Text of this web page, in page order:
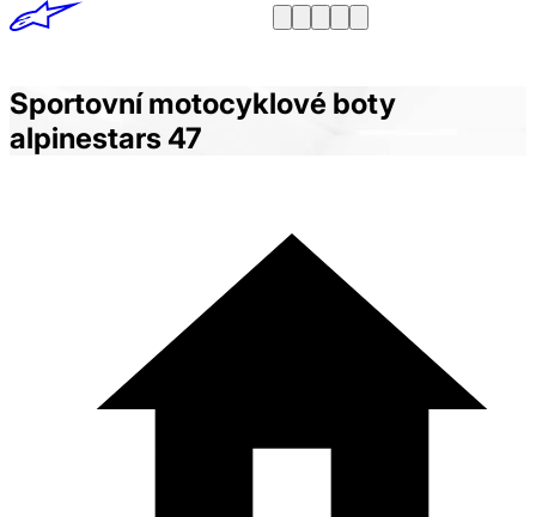
Sportovní motocyklové boty
alpinestars 47